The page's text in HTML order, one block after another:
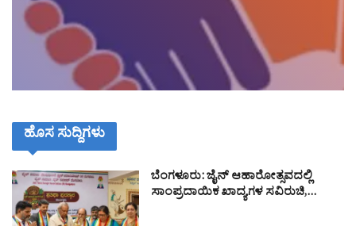
ಹೊಸ ಸುದ್ದಿಗಳು
ಬೆಂಗಳೂರು: ಜೈನ್ ಆಹಾರೋತ್ಸವದಲ್ಲಿ
ಸಾಂಪ್ರದಾಯಿಕ ಖಾದ್ಯಗಳ ಸವಿರುಚಿ,…